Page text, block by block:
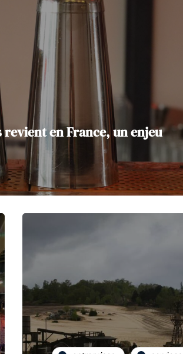
revient en France, un enjeu